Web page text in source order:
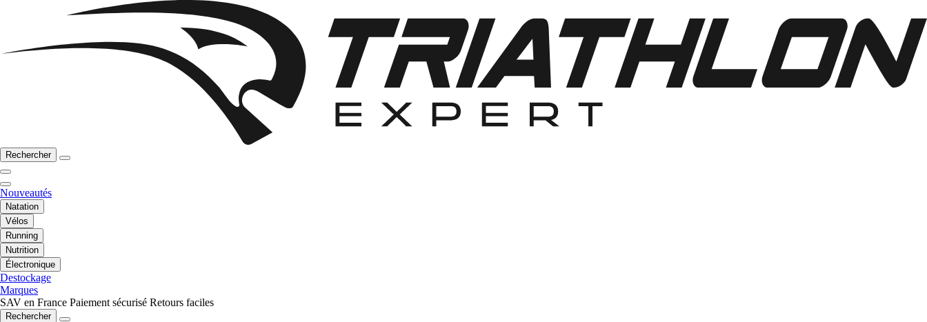
Rechercher
Nouveautés
Natation
Vélos
Running
Nutrition
Électronique
Destockage
Marques
SAV en France Paiement sécurisé Retours faciles
Rechercher